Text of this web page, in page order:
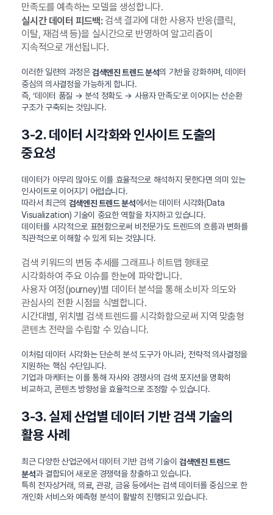
만족도를 예측하는 모델을 생성합니다.
실시간 데이터 피드백:검색 결과에 대한 사용자 반응(클릭,
이탈, 재검색 등)을 실시간으로 반영하여 알고리즘이
지속적으로 개선됩니다.
이러한 일련의 과정은검색엔진 트렌드 분석의 기반을 강화하며, 데이터
중심의 의사결정을 가능하게 합니다.
즉, ‘데이터 품질 → 분석 정확도 → 사용자 만족도’로 이어지는 선순환
구조가 구축되는 것입니다.
3-2. 데이터 시각화와 인사이트 도출의
중요성
데이터가 아무리 많아도 이를 효율적으로 해석하지 못한다면 의미 있는
인사이트로 이어지기 어렵습니다.
따라서 최근의 검색엔진 트렌드 분석에서는 데이터 시각화(Data
Visualization) 기술이 중요한 역할을 차지하고 있습니다.
데이터를 시각적으로 표현함으로써 비전문가도 트렌드의 흐름과 변화를
직관적으로 이해할 수 있게 되는 것입니다.
검색 키워드의 변동 추세를 그래프나 히트맵 형태로
시각화하여 주요 이슈를 한눈에 파악합니다.
사용자 여정(journey)별 데이터 분석을 통해 소비자 의도와
관심사의 전환 시점을 식별합니다.
시간대별, 위치별 검색 트렌드를 시각화함으로써 지역 맞춤형
콘텐츠 전략을 수립할 수 있습니다.
이처럼 데이터 시각화는 단순히 분석 도구가 아니라, 전략적 의사결정을
지원하는 핵심 수단입니다.
기업과 마케터는 이를 통해 자사와 경쟁사의 검색 포지션을 명확히
비교하고, 콘텐츠 방향성을 효율적으로 조정할 수 있습니다.
3-3. 실제 산업별 데이터 기반 검색 기술의
활용 사례
최근 다양한 산업군에서 데이터 기반 검색 기술이 검색엔진 트렌드
분석과 결합되어 새로운 경쟁력을 창출하고 있습니다.
특히 전자상거래, 의료, 관광, 금융 등에서는 검색 데이터를 중심으로 한
개인화 서비스와 예측형 분석이 활발히 진행되고 있습니다.